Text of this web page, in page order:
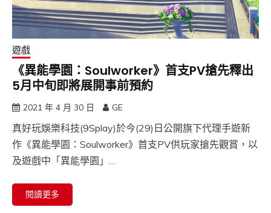
遊戲
《異能學園：Soulworker》首支PV搶先釋出
5月中旬即將展開事前預約
2021 年 4 月 30 日 GE
真好玩娛樂科技(9Splay)於今(29)日公開旗下代理手遊新
作《異能學園：Soulworker》首支PV供玩家搶先觀賞，以
及遊戲中「異能學園」…
閱讀更多